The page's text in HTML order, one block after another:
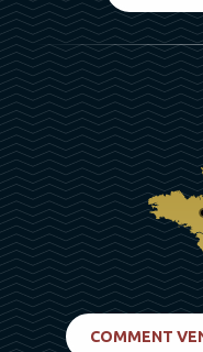
COMMENT